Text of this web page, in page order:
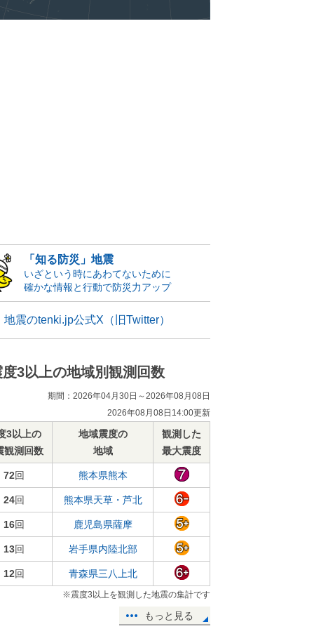
「知る防災」地震
いざという時にあわてないために
確かな情報と行動で防災力アップ
地震のtenki.jp公式X（旧Twitter）
度3以上の地域別観測回数
期間：2026年04月30日～2026年08月08日
2026年08月08日14:00更新
3以上の
観測回数
地域震度の
地域
観測した
最大震度
72回 熊本県熊本
24回 熊本県天草・芦北
16回 鹿児島県薩摩
13回 岩手県内陸北部
12回 青森県三八上北
※震度3以上を観測した地震の集計です
もっと見る